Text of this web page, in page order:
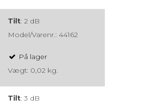
Tilt: 2 dB
Model/Varenr.: 44162
På lager
Vægt: 0,02 kg.
Tilt: 3 dB